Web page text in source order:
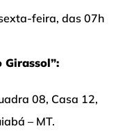
feira, das 07h
Girassol”:
08, Casa 12,
– MT.